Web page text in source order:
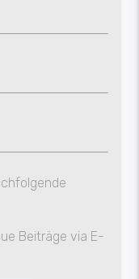
Beiträge via E-